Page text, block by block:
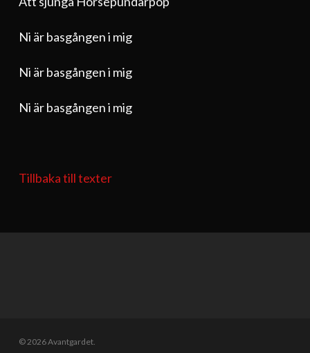
Ni är basgången i mig
Ni är basgången i mig
Ni är basgången i mig
Tillbaka till texter
© 2026 Avantgardet.